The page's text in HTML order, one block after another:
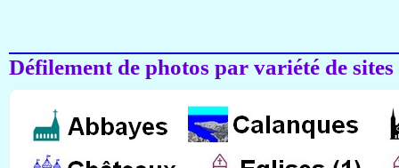
Défilement de photos par variété de